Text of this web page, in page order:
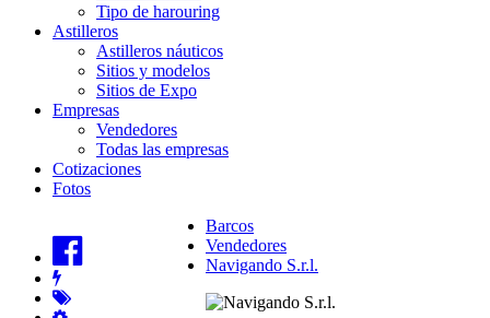
Tipo de harouring
Astilleros
Astilleros náuticos
Sitios y modelos
Sitios de Expo
Empresas
Vendedores
Todas las empresas
Cotizaciones
Fotos
Barcos
Vendedores
Navigando S.r.l.